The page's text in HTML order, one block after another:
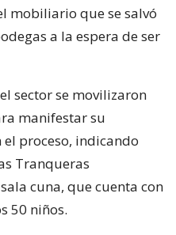
mobiliario que se salvó
a la espera de ser
sector se movilizaron
manifestar su
proceso, indicando
Tranqueras
cuna, que cuenta con
50 niños.